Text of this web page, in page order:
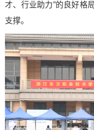
才、行业助力”的良好格
支撑。